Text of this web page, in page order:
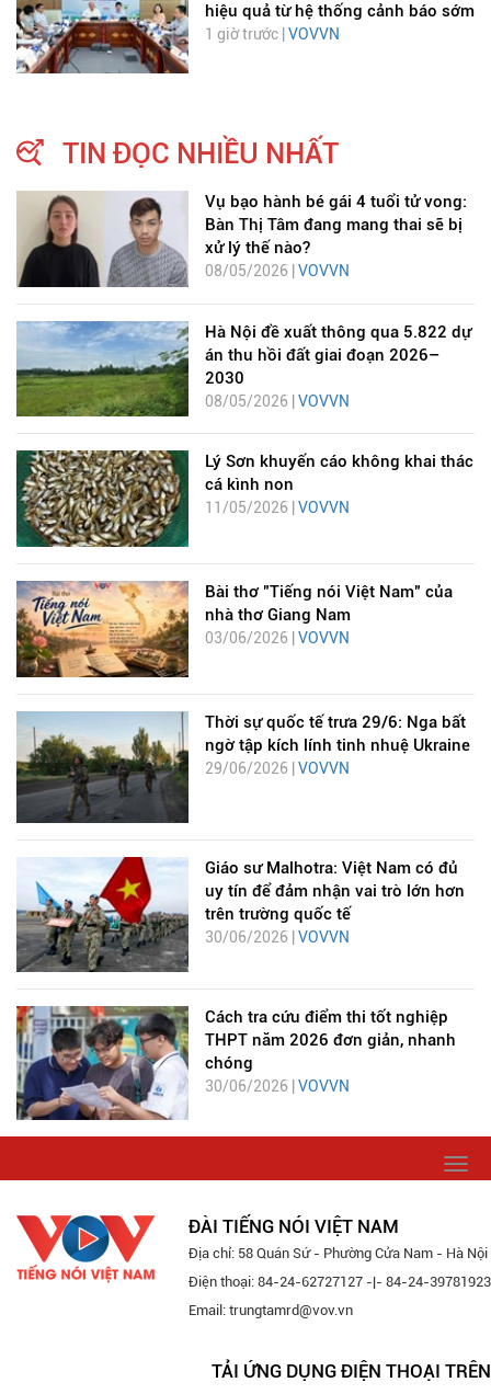
hiệu quả từ hệ thống cảnh báo sớm
1 giờ trước | VOVVN
TIN ĐỌC NHIỀU NHẤT
Vụ bạo hành bé gái 4 tuổi tử vong:
Bàn Thị Tâm đang mang thai sẽ bị
xử lý thế nào?
08/05/2026 | VOVVN
Hà Nội đề xuất thông qua 5.822 dự
án thu hồi đất giai đoạn 2026–
2030
08/05/2026 |VOVVN
Lý Sơn khuyến cáo không khai thác
cá kình non
11/05/2026 | VOVVN
Bài thơ "Tiếng nói Việt Nam" của
nhà thơ Giang Nam
03/06/2026 | VOVVN
Thời sự quốc tế trưa 29/6: Nga bất
ngờ tập kích lính tinh nhuệ Ukraine
29/06/2026 | VOVVN
Giáo sư Malhotra: Việt Nam có đủ
uy tín để đảm nhận vai trò lớn hơn
trên trường quốc tế
30/06/2026 | VOVVN
Cách tra cứu điểm thi tốt nghiệp
THPT năm 2026 đơn giản, nhanh
chóng
30/06/2026 |VOVVN
ĐÀI TIẾNG NÓI VIỆT NAM
Địa chỉ: 58 Quán Sứ - Phường Cửa Nam - Hà Nội
Điện thoại: 84-24-62727127 -|- 84-24-39781923
Email: trungtamrd@vov.vn
TẢI ỨNG DỤNG ĐIỆN THOẠI TRÊN